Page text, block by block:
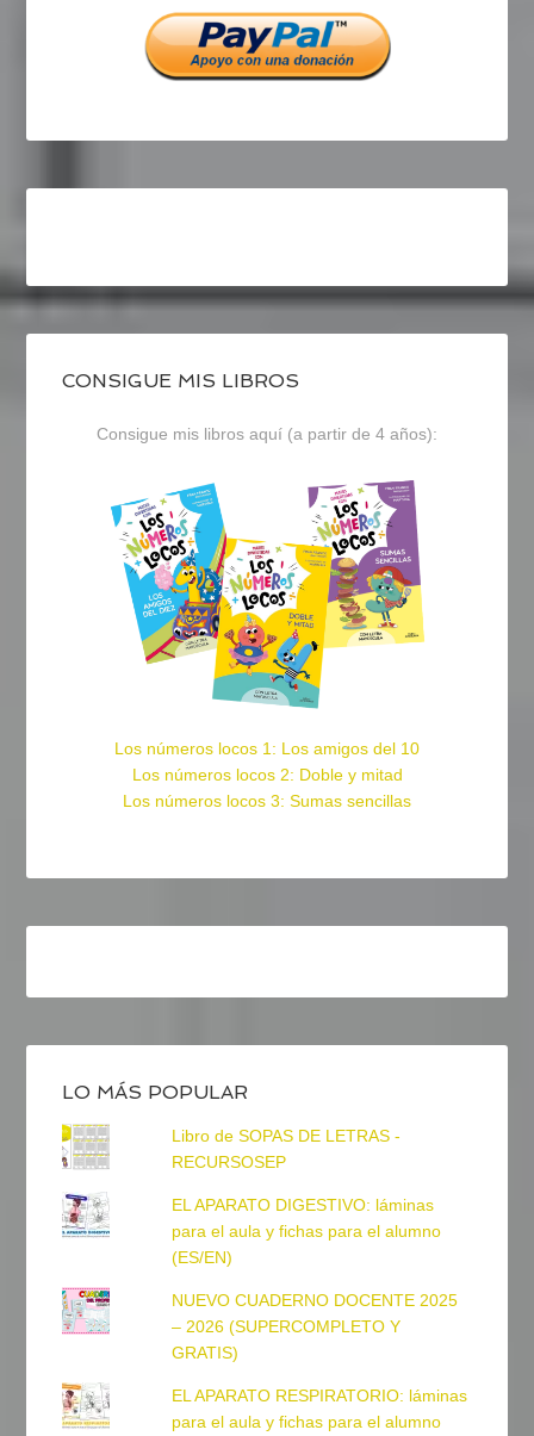
CONSIGUE MIS LIBROS
Consigue mis libros aquí (a partir de 4 años):
Los números locos 1: Los amigos del 10
Los números locos 2: Doble y mitad
Los números locos 3: Sumas sencillas
LO MÁS POPULAR
Libro de SOPAS DE LETRAS -
RECURSOSEP
EL APARATO DIGESTIVO: láminas
para el aula y fichas para el alumno
(ES/EN)
NUEVO CUADERNO DOCENTE 2025
– 2026 (SUPERCOMPLETO Y
GRATIS)
EL APARATO RESPIRATORIO: láminas
para el aula y fichas para el alumno